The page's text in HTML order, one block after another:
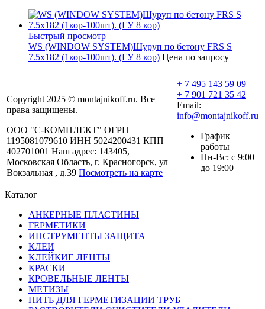
Быстрый просмотр
WS (WINDOW SYSTEM)Шуруп по бетону FRS S
7.5х182 (1кор-100шт). (ГУ 8 кор) Цена по запросу
Copyright 2025 © montajnikoff.ru. Все
права защищены.
ООО "С-КОМПЛЕКТ" ОГРН
1195081079610 ИНН 5024200431 КПП
402701001 Наш адрес: 143405,
Московская Область, г. Красногорск, ул
Вокзальная , д.39 Посмотреть на карте
+ 7 495 143 59 09
+ 7 901 721 35 42
Email:
info@montajnikoff.ru
График
работы
Пн-Вс: с 9:00
до 19:00
Каталог
АНКЕРНЫЕ ПЛАСТИНЫ
ГЕРМЕТИКИ
ИНСТРУМЕНТЫ ЗАЩИТА
КЛЕИ
КЛЕЙКИЕ ЛЕНТЫ
КРАСКИ
КРОВЕЛЬНЫЕ ЛЕНТЫ
МЕТИЗЫ
НИТЬ ДЛЯ ГЕРМЕТИЗАЦИИ ТРУБ